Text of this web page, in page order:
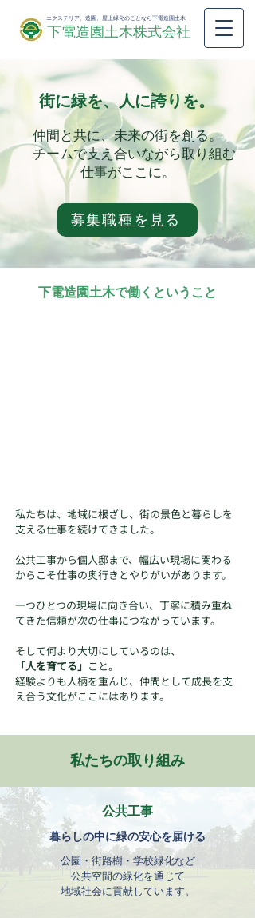
エクステリア、造園、屋上緑化のことなら下電造園土木
下電造園土木株式会社
街に緑を、人に誇りを。
仲間と共に、未来の街を創る。
チームで支え合いながら取り組む
仕事がここに。
募集職種を見る
下電造園土木で働くということ
私たちは、地域に根ざし、街の景色と暮らしを
支える仕事を続けてきました。
公共工事から個人邸まで、幅広い現場に関わる
からこそ仕事の奥行きとやりがいがあります。
一つひとつの現場に向き合い、丁寧に積み重ね
てきた信頼が次の仕事につながっています。
そして何より大切にしているのは、
「人を育てる」 こと。
経験よりも人柄を重んじ、仲間として成長を支
え合う文化がここにはあります。
​私たちの取り組み
公共工事
暮らしの中に緑の安心を届ける
公園・街路樹・学校緑化など
公共空間の緑化を通じて
地域社会に貢献しています。